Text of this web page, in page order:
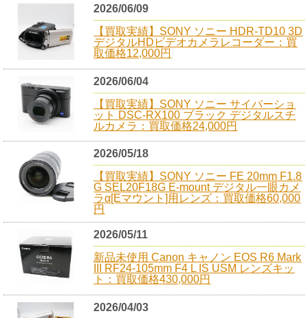
2026/06/09
【買取実績】SONY ソニー HDR-TD10 3D
デジタルHDビデオカメラレコーダー：買
取価格12,000円
2026/06/04
【買取実績】SONY ソニー サイバーショ
ット DSC-RX100 ブラック デジタルスチ
ルカメラ：買取価格24,000円
2026/05/18
【買取実績】SONY ソニー FE 20mm F1.8
G SEL20F18G E-mount デジタル一眼カメ
ラα[Eマウント]用レンズ：買取価格60,000
円
2026/05/11
新品未使用 Canon キャノン EOS R6 Mark
III RF24-105mm F4 L IS USM レンズキッ
ト：買取価格430,000円
2026/04/03